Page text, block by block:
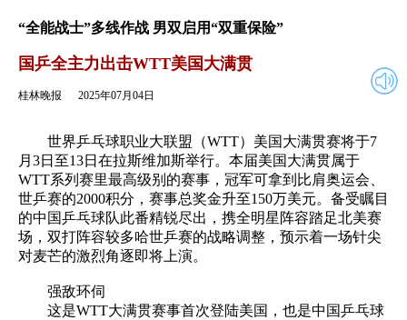
2025年07月04日
“全能战士”多线作战 男双启用“双重保险”
国乒全主力出击WTT美国大满贯
桂林晚报 2025年07月04日
世界乒乓球职业大联盟（WTT）美国大满贯赛将于7
月3日至13日在拉斯维加斯举行。本届美国大满贯属于
WTT系列赛里最高级别的赛事，冠军可拿到比肩奥运会、
世乒赛的2000积分，赛事总奖金升至150万美元。备受瞩目
的中国乒乓球队此番精锐尽出，携全明星阵容踏足北美赛
场，双打阵容较多哈世乒赛的战略调整，预示着一场针尖
对麦芒的激烈角逐即将上演。
强敌环伺
这是WTT大满贯赛事首次登陆美国，也是中国乒乓球